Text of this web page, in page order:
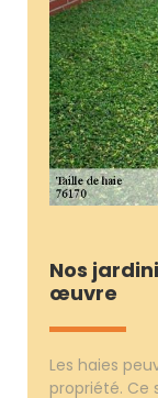
Nos
œuvre
Les haies
propriété. Ce